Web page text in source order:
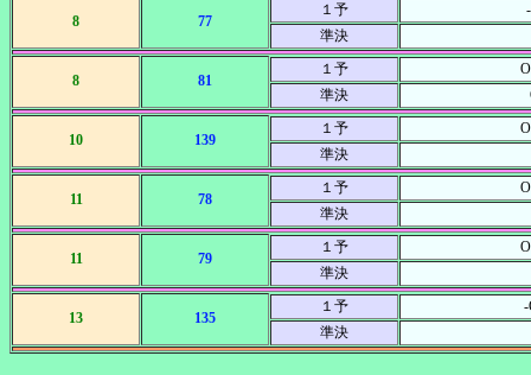
8 77
１予
準決
8 81
１予
準決
10 139
１予
準決
11 78
１予
準決
11 79
１予
準決
13 135
１予
-
準決